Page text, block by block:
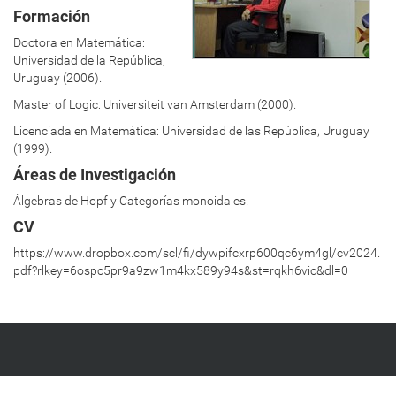
Formación
Doctora en Matemática:
Universidad de la República,
Uruguay (2006).
Master of Logic: Universiteit van Amsterdam (2000).
Licenciada en Matemática: Universidad de las República, Uruguay
(1999).
Áreas de Investigación
Álgebras de Hopf y Categorías monoidales.
CV
https://www.dropbox.com/scl/fi/dywpifcxrp600qc6ym4gl/cv2024.
pdf?rlkey=6ospc5pr9a9zw1m4kx589y94s&st=rqkh6vic&dl=0